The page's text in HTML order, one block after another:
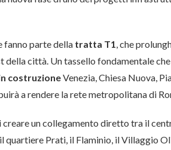
fanno parte della tratta T1, che
della città. Un tassello fondamentale
costruzioneVenezia, Chiesa Nuova,
a rendere la rete metropolitana di
creare un collegamento diretto tra il
quartiere Prati, il Flaminio, il Villaggio